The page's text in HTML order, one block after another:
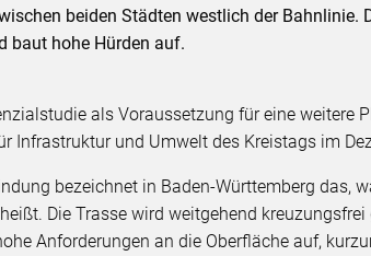
beiden Städten westlich der Bahnlinie.
baut hohe Hürden auf.
als Voraussetzung für eine weitere
Infrastruktur und Umwelt des Kreistags im
bezeichnet in Baden-Württemberg das,
Die Trasse wird weitgehend
Anforderungen an die Oberfläche auf,